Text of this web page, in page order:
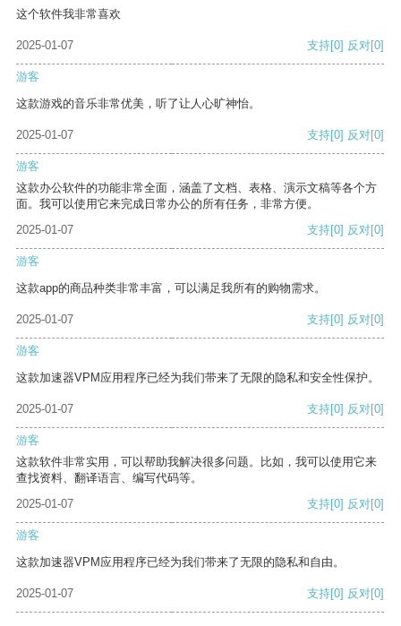
这个软件我非常喜欢
2025-01-07 支持[0] 反对[0]
游客
这款游戏的音乐非常优美，听了让人心旷神怡。
2025-01-07 支持[0] 反对[0]
游客
这款办公软件的功能非常全面，涵盖了文档、表格、演示文稿等各个方
面。我可以使用它来完成日常办公的所有任务，非常方便。
2025-01-07
支持[0] 反对[0]
游客
这款app的商品种类非常丰富，可以满足我所有的购物需求。
2025-01-07 支持[0] 反对[0]
游客
这款加速器VPM应用程序已经为我们带来了无限的隐私和安全性保护。
2025-01-07 支持[0] 反对[0]
游客
这款软件非常实用，可以帮助我解决很多问题。比如，我可以使用它来
查找资料、翻译语言、编写代码等。
2025-01-07
支持[0] 反对[0]
游客
这款加速器VPM应用程序已经为我们带来了无限的隐私和自由。
2025-01-07 支持[0] 反对[0]